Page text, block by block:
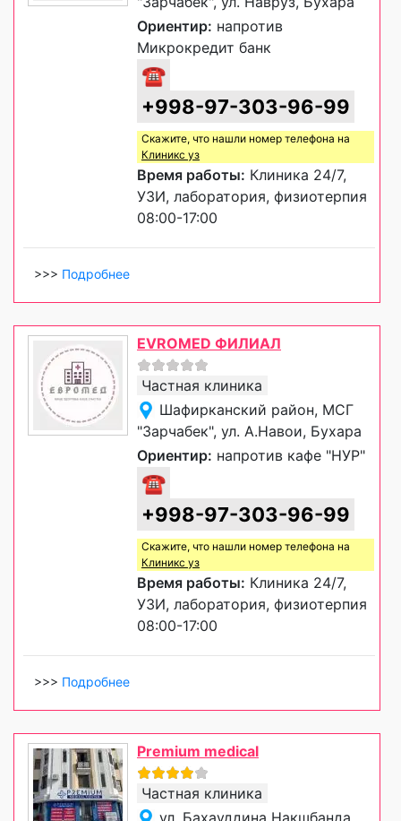
Ориентир: напротив
Микрокредит банк
☎
+998-97-303-96-99
Скажите, что нашли номер телефона на
Клиникс уз
Время работы: Клиника 24/7,
УЗИ, лаборатория, физиотерпия
08:00-17:00
>>> Подробнее
EVROMED ФИЛИАЛ
Частная клиника
Шафирканский район, МСГ
"Зарчабек", ул. А.Навои, Бухара
Ориентир: напротив кафе "НУР"
☎
+998-97-303-96-99
Скажите, что нашли номер телефона на
Клиникс уз
Время работы: Клиника 24/7,
УЗИ, лаборатория, физиотерпия
08:00-17:00
>>> Подробнее
Premium medical
Частная клиника
ул. Бахауддина Накшбанда,